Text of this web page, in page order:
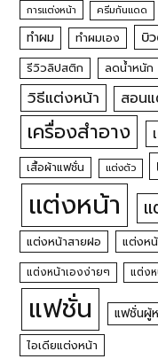
การแต่งหน้า ครีมกันแดด
ทำผม ทำผมเอง บิ
รีวิวลิปสติก ลดน้ำหนัก
วิธีแต่งหน้า
สอน
เครื่องสำอาง
เสื้อผ้าแฟชั่น แต่งตัว
แต่งหน้า
แต่งหน้าสายฝอ แต่งหน้
แต่งหน้าเองง่ายๆ แต่ง
แฟชั่น แฟชั่นผู้
ไอเดียแต่งหน้า